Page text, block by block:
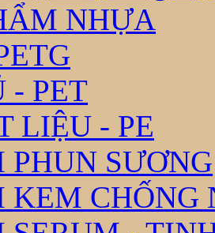
NHỰA
- PET
LIỆU - PE
PHUN SƯƠNG
KEM CHỐNG